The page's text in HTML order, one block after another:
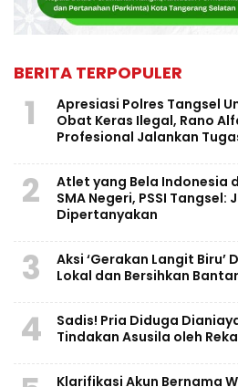
BERITA TERPOPULER
1
Apresiasi Polres Tangsel
Obat Keras Ilegal, Rano
Profesional Jalankan
2
Atlet yang Bela Indonesia
SMA Negeri, PSSI Tangsel:
Dipertanyakan
3
Aksi ‘Gerakan Langit Biru’
Lokal dan Bersihkan
4
Sadis! Pria Diduga
Tindakan Asusila oleh
Klarifikasi Akun Bernama